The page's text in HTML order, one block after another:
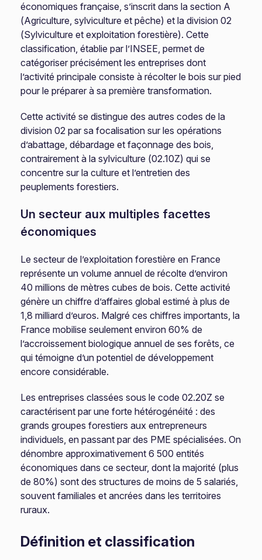
économiques française, s’inscrit dans la section A
(Agriculture, sylviculture et pêche) et la division 02
(Sylviculture et exploitation forestière). Cette
classification, établie par l’INSEE, permet de
catégoriser précisément les entreprises dont
l’activité principale consiste à récolter le bois sur pied
pour le préparer à sa première transformation.
Cette activité se distingue des autres codes de la
division 02 par sa focalisation sur les opérations
d’abattage, débardage et façonnage des bois,
contrairement à la sylviculture (02.10Z) qui se
concentre sur la culture et l’entretien des
peuplements forestiers.
Un secteur aux multiples facettes
économiques
Le secteur de l’exploitation forestière en France
représente un volume annuel de récolte d’environ
40 millions de mètres cubes de bois. Cette activité
génère un chiffre d’affaires global estimé à plus de
1,8 milliard d’euros. Malgré ces chiffres importants, la
France mobilise seulement environ 60% de
l’accroissement biologique annuel de ses forêts, ce
qui témoigne d’un potentiel de développement
encore considérable.
Les entreprises classées sous le code 02.20Z se
caractérisent par une forte hétérogénéité : des
grands groupes forestiers aux entrepreneurs
individuels, en passant par des PME spécialisées. On
dénombre approximativement 6 500 entités
économiques dans ce secteur, dont la majorité (plus
de 80%) sont des structures de moins de 5 salariés,
souvent familiales et ancrées dans les territoires
ruraux.
Définition et classification